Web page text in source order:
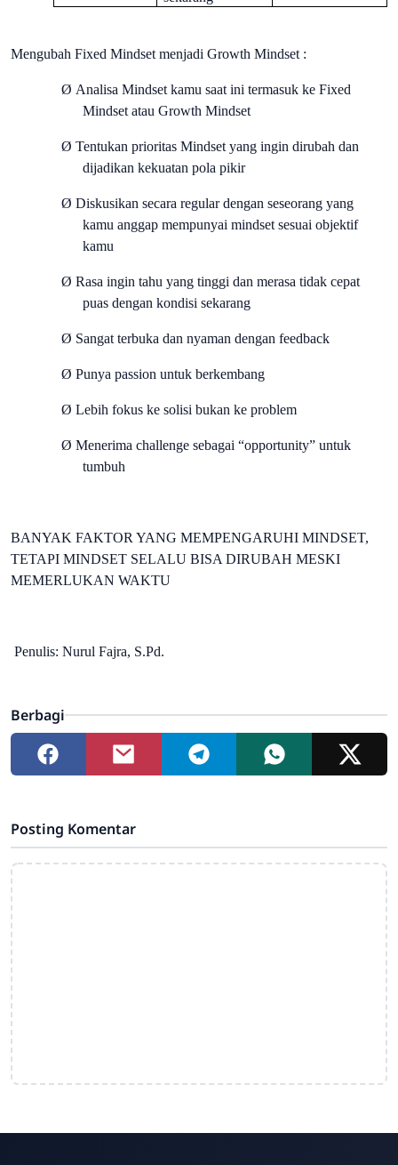
Mengubah Fixed Mindset menjadi Growth Mindset :
Ø Analisa Mindset kamu saat ini termasuk ke Fixed
Mindset atau Growth Mindset
Ø Tentukan prioritas Mindset yang ingin dirubah dan
dijadikan kekuatan pola pikir
Ø Diskusikan secara regular dengan seseorang yang
kamu anggap mempunyai mindset sesuai objektif
kamu
Ø Rasa ingin tahu yang tinggi dan merasa tidak cepat
puas dengan kondisi sekarang
Ø Sangat terbuka dan nyaman dengan feedback
Ø Punya passion untuk berkembang
Ø Lebih fokus ke solisi bukan ke problem
Ø Menerima challenge sebagai “opportunity” untuk
tumbuh
BANYAK FAKTOR YANG MEMPENGARUHI MINDSET,
TETAPI MINDSET SELALU BISA DIRUBAH MESKI
MEMERLUKAN WAKTU
Nurul Fajra, S.Pd.
Berbagi
Posting Komentar